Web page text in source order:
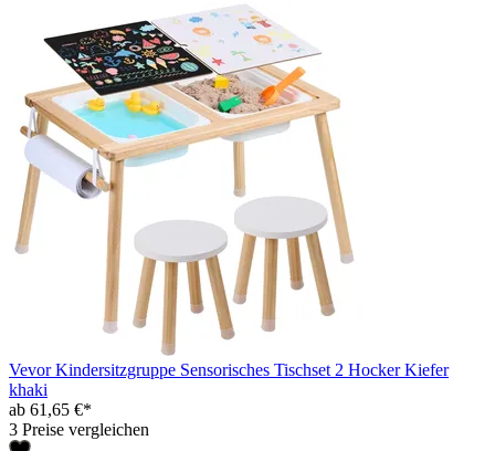
Vevor Kindersitzgruppe Sensorisches Tischset 2 Hocker Kiefer
khaki
ab 61,65 €*
3 Preise vergleichen